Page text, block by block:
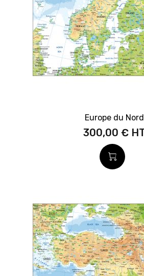
Europe du Nord
300,00 €